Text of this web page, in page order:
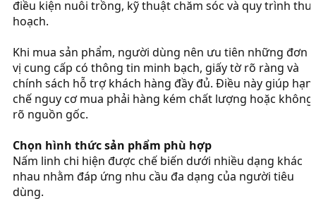
điều kiện nuôi trồng, kỹ thuật chăm sóc và quy trình thu
hoạch.
Khi mua sản phẩm, người dùng nên ưu tiên những đơn
vị cung cấp có thông tin minh bạch, giấy tờ rõ ràng và
chính sách hỗ trợ khách hàng đầy đủ. Điều này giúp hạn
chế nguy cơ mua phải hàng kém chất lượng hoặc không
rõ nguồn gốc.
Chọn hình thức sản phẩm phù hợp
Nấm linh chi hiện được chế biến dưới nhiều dạng khác
nhau nhằm đáp ứng nhu cầu đa dạng của người tiêu
dùng.